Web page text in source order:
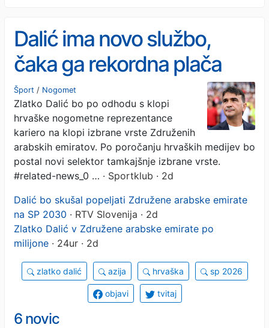
Dalić ima novo službo,
čaka ga rekordna plača
Šport / Nogomet
Zlatko Dalić bo po odhodu s klopi
hrvaške nogometne reprezentance
kariero na klopi izbrane vrste Združenih
arabskih emiratov. Po poročanju hrvaških medijev bo
postal novi selektor tamkajšnje izbrane vrste.
#related-news_0 … · Sportklub · 2d
Dalić bo skušal popeljati Združene arabske emirate
na SP 2030 · RTV Slovenija · 2d
Zlatko Dalić v Združene arabske emirate po
milijone · 24ur · 2d
zlatko dalić azija hrvaška sp 2026
objavi tvitaj
6 novic